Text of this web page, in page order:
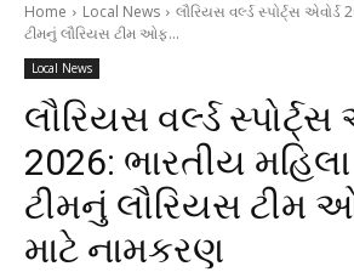
Home Local News
લૌરિયસ વર્લ્ડ સ્પોર્ટ્સ
ટીમનું લૌરિયસ ટીમ ઓફ...
Local News
લૌરિયસ વર્લ્ડ સ્પોર્ટ્સ
2026: ભારતીય
ટીમનું લૌરિયસ ટીમ
માટે નામકરણ